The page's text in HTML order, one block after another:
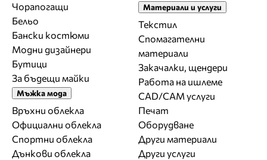
Чорапогащи
Бельо
Бански костюми
Модни дизайнери
Бутици
За бъдещи майки
Мъжка мода
Връхни облекла
Официални облекла
Спортни облекла
Дънкови облекла
Материали и услуги
Текстил
Спомагателни
материали
Закачалки, щендери
Работа на ишлеме
CAD/CAM услуги
Печат
Оборудване
Други материали
Други услуги